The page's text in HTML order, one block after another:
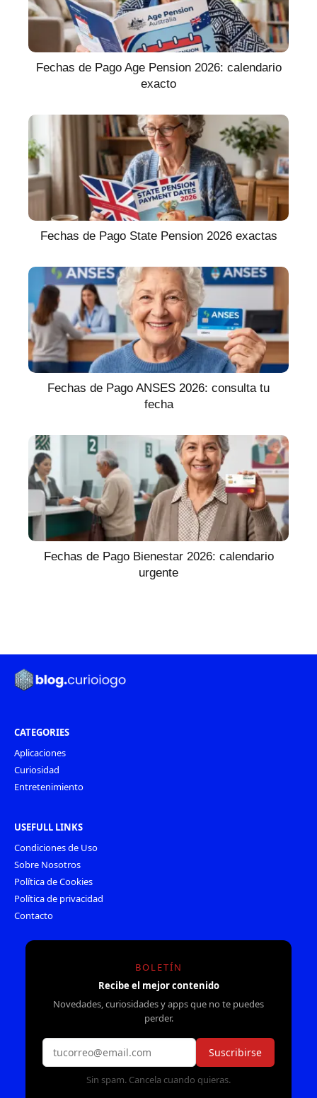
Fechas de Pago Age Pension 2026: calendario
exacto
Fechas de Pago State Pension 2026 exactas
Fechas de Pago ANSES 2026: consulta tu
fecha
Fechas de Pago Bienestar 2026: calendario
urgente
CATEGORIES
Aplicaciones
Curiosidad
Entretenimiento
USEFULL LINKS
Condiciones de Uso
Sobre Nosotros
Política de Cookies
Política de privacidad
Contacto
BOLETÍN
Recibe el mejor contenido
Novedades, curiosidades y apps que no te puedes
perder.
Suscribirse
Sin spam. Cancela cuando quieras.